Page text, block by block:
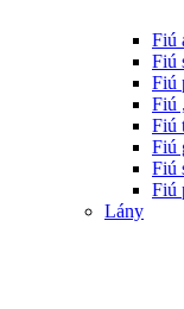
Fiú
Fiú
Fiú
Fiú
Fiú
Fiú
Fiú
Fiú
Lány